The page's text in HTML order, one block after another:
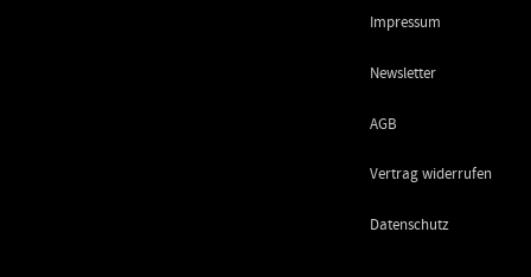
Impressum
Newsletter
AGB
Vertrag widerrufen
Datenschutz